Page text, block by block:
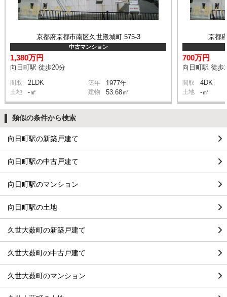
京都府京都市南区久世殿城町 575-3
中古マンション
1,380万円
向日町駅 徒歩20分
間取 2LDK 築年 1977年
土地 -㎡ 建物 53.68㎡
京都
700万円
向日町駅 徒歩
間取 4DK
土地 -㎡
類似の条件から検索
向日町駅の新築戸建て
向日町駅の中古戸建て
向日町駅のマンション
向日町駅の土地
久世大薮町の新築戸建て
久世大薮町の中古戸建て
久世大薮町のマンション